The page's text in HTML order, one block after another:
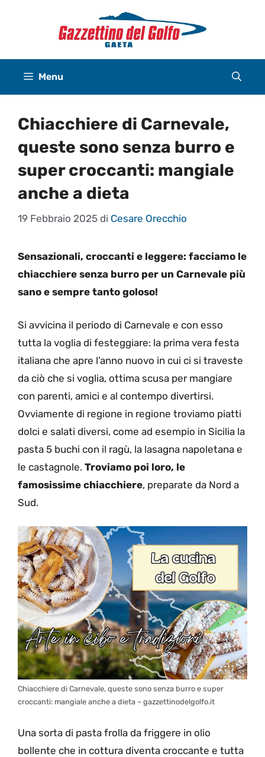
Menu
Chiacchiere di Carnevale,
queste sono senza burro e
super croccanti: mangiale
anche a dieta
19 Febbraio 2025 di Cesare Orecchio
Sensazionali, croccanti e leggere: facciamo le
chiacchiere senza burro per un Carnevale più
sano e sempre tanto goloso!
Si avvicina il periodo di Carnevale e con esso
tutta la voglia di festeggiare: la prima vera festa
italiana che apre l’anno nuovo in cui ci si traveste
da ciò che si voglia, ottima scusa per mangiare
con parenti, amici e al contempo divertirsi.
Ovviamente di regione in regione troviamo piatti
dolci e salati diversi, come ad esempio in Sicilia la
pasta 5 buchi con il ragù, la lasagna napoletana e
le castagnole. Troviamo poi loro, le
famosissime chiacchiere, preparate da Nord a
Sud.
Chiacchiere di Carnevale, queste sono senza burro e super
croccanti: mangiale anche a dieta – gazzettinodelgolfo.it
Una sorta di pasta frolla da friggere in olio
bollente che in cottura diventa croccante e tutta